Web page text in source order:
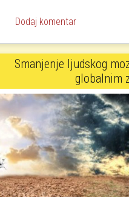
o Domorodački poglavica
Dodaj komentar
Smanjenje ljudskog
globalnim